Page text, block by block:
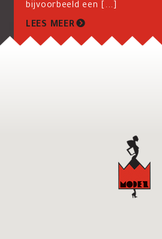
bijvoorbeeld een [...]
LEES MEER